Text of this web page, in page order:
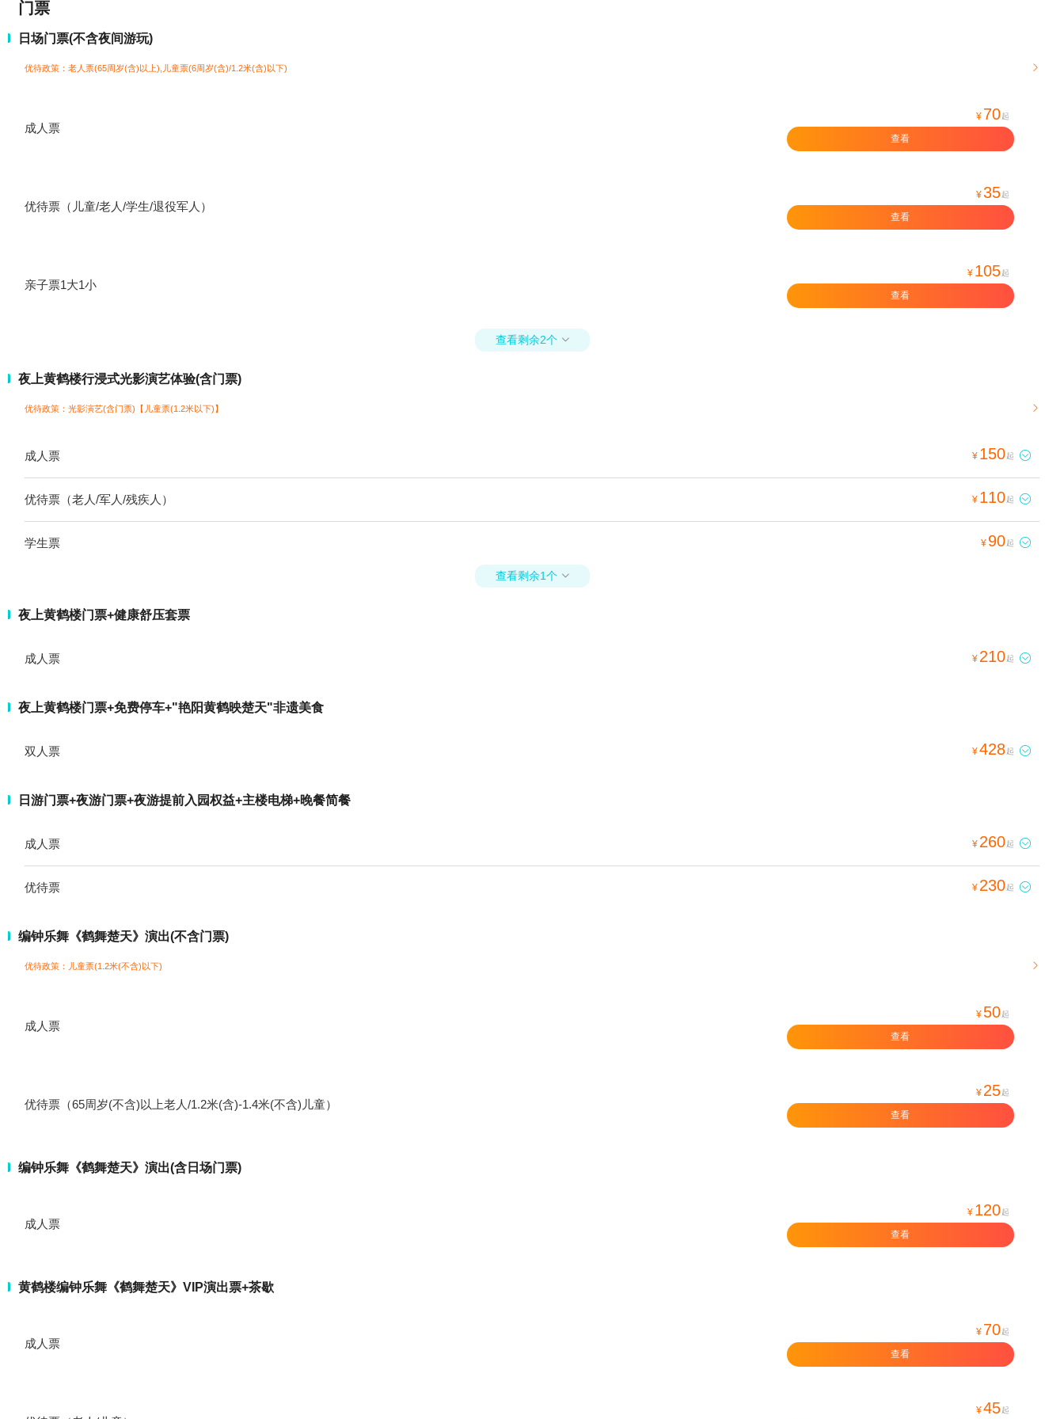
门票
日场门票(不含夜间游玩)
优待政策：老人票(65周岁(含)以上),儿童票(6周岁(含)/1.2米(含)以下) 
成人票
¥ 70 起
查看
优待票（儿童/老人/学生/退役军人）
¥35 起
查看
亲子票1大1小
¥ 105 起
查看
查看剩余2个 
夜上黄鹤楼行浸式光影演艺体验(含门票)
优待政策：光影演艺(含门票)【儿童票(1.2米以下)】 
成人票 ¥ 150起 
优待票（老人/军人/残疾人） ¥ 110起 
学生票 ¥ 90起 
查看剩余1个 
夜上黄鹤楼门票+健康舒压套票
成人票 ¥ 210起 
夜上黄鹤楼门票+免费停车+"艳阳黄鹤映楚天"非遗美食
双人票 ¥428起 
日游门票+夜游门票+夜游提前入园权益+主楼电梯+晚餐简餐
成人票 ¥ 260起 
优待票 ¥ 230起 
编钟乐舞《鹤舞楚天》演出(不含门票)
优待政策：儿童票(1.2米(不含)以下) 
成人票
¥ 50 起
查看
优待票（65周岁(不含)以上老人/1.2米(含)-1.4米(不含)儿童）
¥ 25 起
查看
编钟乐舞《鹤舞楚天》演出(含日场门票)
成人票
¥ 120 起
查看
黄鹤楼编钟乐舞《鹤舞楚天》VIP演出票+茶歇
成人票
¥ 70 起
查看
¥45 起